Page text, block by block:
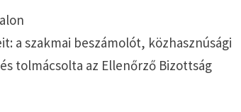
a szakmai beszámolót, közhasznúsági
tolmácsolta az Ellenőrző Bizottság